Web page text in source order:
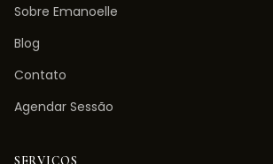
Sobre Emanoelle
Blog
Contato
Agendar Sessão
SERVIÇOS